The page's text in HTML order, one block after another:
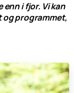
enni fjor. Vikan
ogprogrammet,